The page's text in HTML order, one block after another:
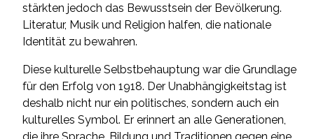
stärkten jedoch das Bewusstsein der Bevölkerung.
Literatur, Musik und Religion halfen, die nationale
Identität zu bewahren.
Diese kulturelle Selbstbehauptung war die Grundlage
für den Erfolg von 1918. Der Unabhängigkeitstag ist
deshalb nicht nur ein politisches, sondern auch ein
kulturelles Symbol. Er erinnert an alle Generationen,
die ihre Sprache, Bildung und Traditionen gegen eine